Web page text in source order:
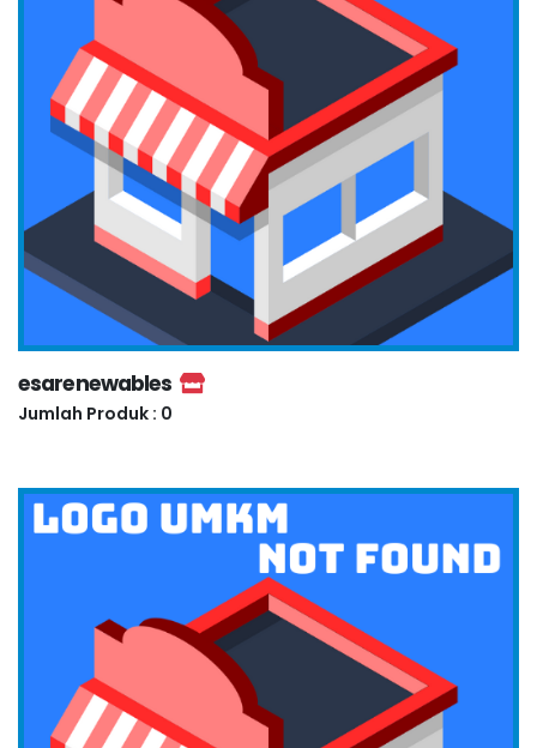
esarenewables
Jumlah Produk : 0